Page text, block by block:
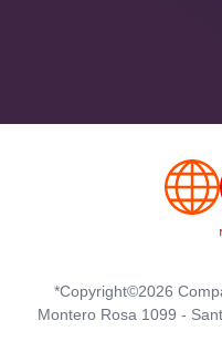
*Copyright©2026
Montero Rosa 1099 -